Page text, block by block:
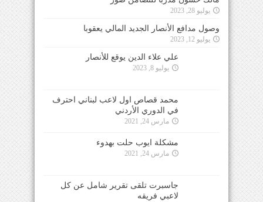
يوليو 28, 2023
وصول مدافع الأنصار الجديد المالي يعقوبا
يوليو 12, 2023
علي علاء الدين يوقع للأنصار
يوليو 8, 2023
محمد قصاص اول لاعب لبناني احترف
في الدوري الأردني
مارس 24, 2021
مشكلة ايوب حلت بهدوء
مارس 24, 2021
جاسبرت تلقى تقرير شامل عن كل
لاعبي فريقه